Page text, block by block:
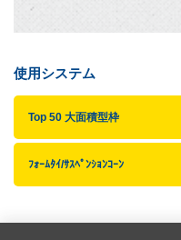
使用システム
Top 50 大面積型枠
ﾌｫｰﾑﾀｲ/ｻｽﾍﾟﾝｼｮﾝｺｰﾝ